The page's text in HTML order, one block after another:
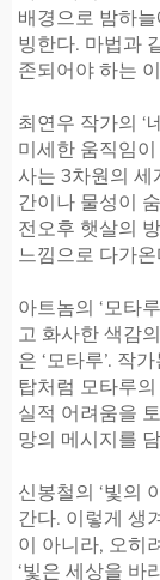
배경으로 밤하
빙한다. 마법과
존되어야 하는
최연우 작가의 ‘
미세한 움직임
사는 3차원의 세
간이나 물성이
전오후 햇살의
느낌으로 다가온
아트놈의 ‘모타
고 화사한 색감
은 ‘모타루’. 작
탑처럼 모타루
실적 어려움을
망의 메시지를
신봉철의 ‘빛의
간다. 이렇게 생
이 아니라, 오히
‘빛은 세상을 바